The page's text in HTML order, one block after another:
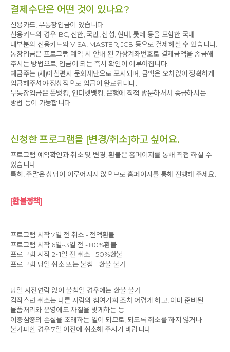
한 인격체로 선입감 없이 손가락 끝으로 만나고 내어준 어깨에 손을 올려 따뜻한 마음을 전하고 눈과
눈이 만나 눈물을 쏟아내며 가슴과 가슴이 만나 서로의 감동을 나눴다.
결제수단은 어떤 것이 있나요?
신용카드, 무통장입금이 있습니다.
신용카드의 경우 BC, 신한, 국민, 삼성, 현대, 롯데 등을 포함한 국내
대부분의 신용카드와 VISA, MASTER, JCB 등으로 결제하실 수 있습니다.
통장입금은 프로그램 예약 시 안내 된 가상계좌번호로 결제금액을 송금해
주시는 방법으로, 입금이 되는 즉시 확인이 이루어집니다.
예금주는 (재)아침편지 문화재단으로 표시되며, 금액은 오차없이 정확하게
입금해주셔야 정상적으로 입금이 완료됩니다.
무통장입금은 폰뱅킹, 인터넷뱅킹, 은행에 직접 방문하셔서 송금하시는
방법 등이 가능합니다.
신청한 프로그램을 [변경/취소]하고 싶어요.
프로그램 예약확인과 취소 및 변경, 환불은 홈페이지를 통해 직접 하실 수
있습니다.
특히, 주말은 상담이 이루어지지 않으므로 홈페이지를 통해 진행해 주세요.
[환불정책]
프로그램 시작 7일 전 취소 - 전액환불
프로그램 시작 6일~3일 전 - 80%환불
프로그램 시작 2~1일 전 취소 - 50%환불
프로그램 당일 취소 또는 불참 - 환불 불가
당일 사전연락 없이 불참일 경우에는 환불 불가
갑작스런 취소는 다른 사람의 참여기회 조차 어렵게 하고, 이미 준비된
물품처리와 운영에도 차질을 빚게하는 등
이중삼중의 손실을 초래하는 일이 되므로, 되도록 취소를 하지 않거나
불가피할 경우 7일 이전에 취소해 주시기 바랍니다.